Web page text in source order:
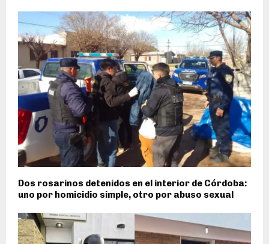
Dos rosarinos detenidos en el interior de Córdoba:
uno por homicidio simple, otro por abuso sexual